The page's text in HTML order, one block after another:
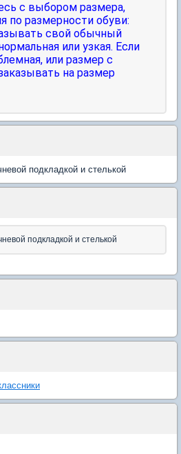
с выбором размера,
по размерности обуви:
свой обычный
или узкая. Если
или размер с
на размер
подкладкой и стелькой
подкладкой и стелькой